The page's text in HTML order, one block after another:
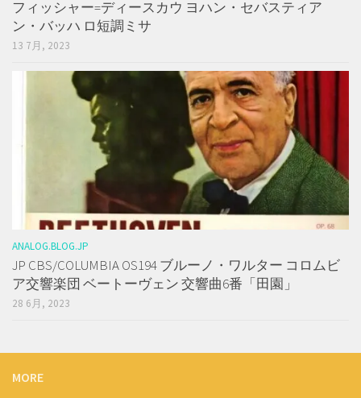
フィッシャー=ディースカウ ヨハン・セバスティア
ン・バッハ ロ短調ミサ
13 7月, 2023
ANALOG.BLOG.JP
JP CBS/COLUMBIA OS194 ブルーノ・ワルター コロムビ
ア交響楽団 ベートーヴェン 交響曲6番「田園」
28 6月, 2023
MORE